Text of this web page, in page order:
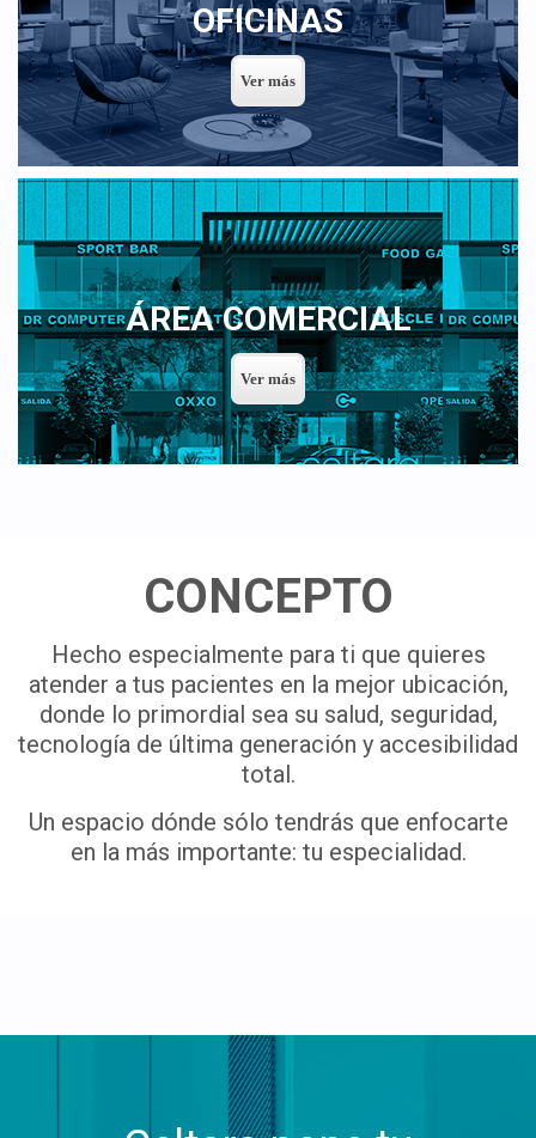
OFICINAS
ÁREA COMERCIAL
CONCEPTO
Hecho especialmente para ti que quieres
atender a tus pacientes en la mejor ubicación,
donde lo primordial sea su salud, seguridad,
tecnología de última generación y accesibilidad
total.
Un espacio dónde sólo tendrás que enfocarte
en la más importante: tu especialidad.